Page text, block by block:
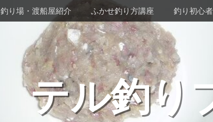
釣り場・渡船屋紹介 ふかせ釣り方講座 釣り初心
テル釣り